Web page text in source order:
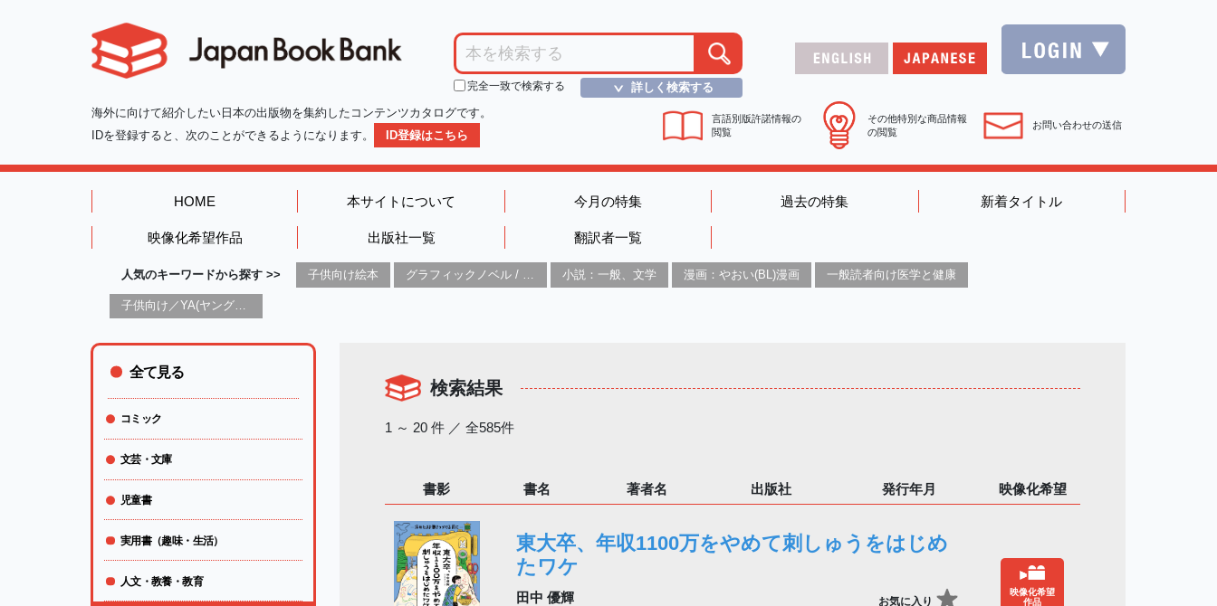
完全一致で検索する ＞
詳しく検索する
海外に向けて紹介したい日本の出版物を集約したコンテンツカタログです。
IDを登録すると、次のことができるようになります。
ID登録はこちら
言語別版許諾情報の
閲覧
その他特別な商品情報
の閲覧
お問い合わせの送信
HOME 本サイトについて 今月の特集 過去の特集 新着タイトル
映像化希望作品 出版社一覧 翻訳者一覧
人気のキーワードから探す >> 子供向け絵本 小説：一般、文学 漫画：やおい(BL)漫画 一般読者向け医学と健康
子供向け／YA(ヤングアダルト)向け一般：芸術&芸術家
検索結果
1 ～ 20 件 ／ 全585件
書影 書名 著者名 出版社 発行年月 映像化希望
東大卒、年収1100万をやめて刺しゅうをはじめ
たワケ
田中 優輝 お気に入り
映像化希望
作品
全て見る
コミック
文芸・文庫
児童書
実用書（趣味・生活）
人文・教養・教育